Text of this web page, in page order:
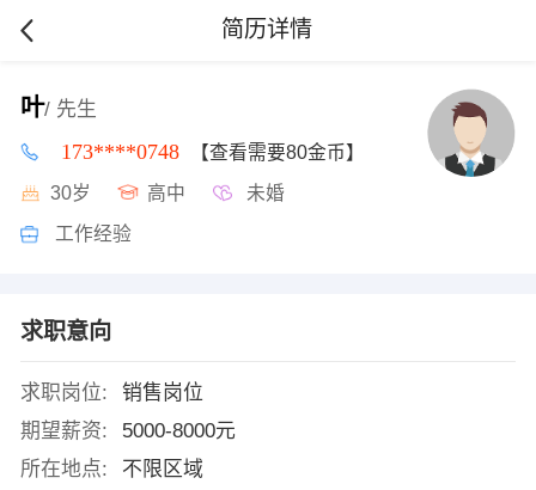
简历详情
叶/ 先生
173****0748 【查看需要80金币】
30岁 高中 未婚
工作经验
求职意向
求职岗位:
销售岗位
期望薪资:
5000-8000元
所在地点:
不限区域